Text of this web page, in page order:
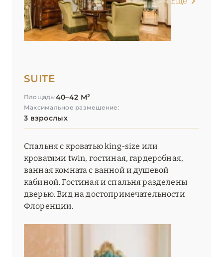
SUITE
Площадь:40–42 М²
Максимальное размещение:
3 взрослых
Спальня с кроватью king-size или
кроватями twin, гостиная, гардеробная,
ванная комната с ванной и душевой
кабиной. Гостиная и спальня разделены
дверью. Вид на достопримечательности
Флоренции.